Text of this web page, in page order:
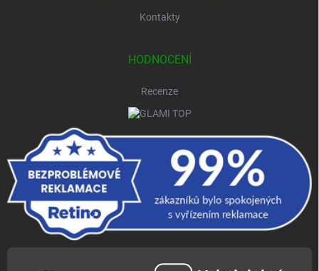
Kontakty
HODNOCENÍ
Recenze